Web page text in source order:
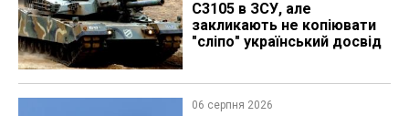
C3105 в ЗСУ, але
закликають не копіювати
"сліпо" український досвід
06 серпня 2026